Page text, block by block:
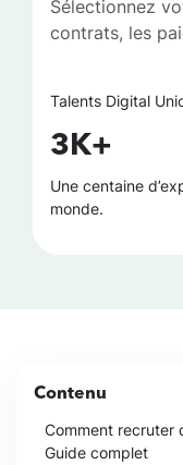
Sélectionnez
contrats, les
Talents Digital
3K+
Une centaine
monde.
Contenu
Comment recruter
Guide complet